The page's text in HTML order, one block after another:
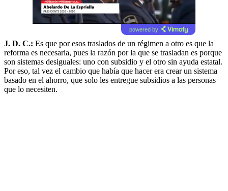
powered by
J. D. C.: Es que por esos traslados de un régimen a otro es que la
reforma es necesaria, pues la razón por la que se trasladan es porque
son sistemas desiguales: uno con subsidio y el otro sin ayuda estatal.
Por eso, tal vez el cambio que había que hacer era crear un sistema
basado en el ahorro, que solo les entregue subsidios a las personas
que lo necesiten.